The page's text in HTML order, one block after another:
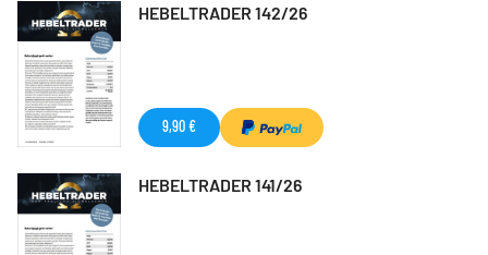
HEBELTRADER 142/26
9,90 €
HEBELTRADER 141/26